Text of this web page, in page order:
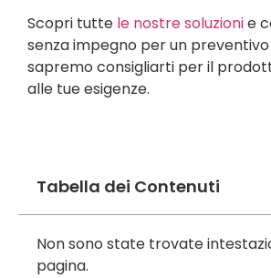
Scopri tutte le nostre soluzionie
senza impegno per un
sapremo consigliarti per il
alle tue esigenze.
Tabella dei Contenuti
Non sono state trovate
pagina.